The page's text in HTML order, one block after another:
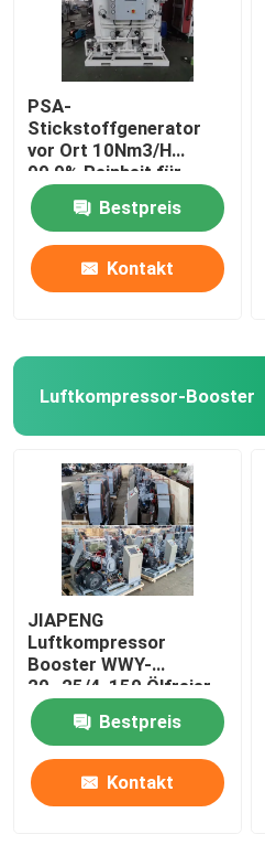
PSA-
Stickstoffgenerator
vor Ort 10Nm3/H
99,9% Reinheit für
Lebensmittel,
Metallurgie, Chemie
Bestpreis
Kontakt
Luftkompressor-Booster
JIAPENG
Luftkompressor
Booster WWY-
20~25/4-150 Ölfreier
Ladegerät zur
Sauerstofffüllung
Bestpreis
Kontakt